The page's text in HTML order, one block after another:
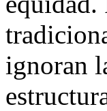
ignoran